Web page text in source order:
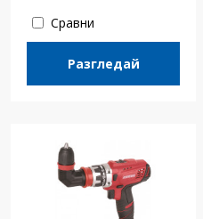
Сравни
Разгледай